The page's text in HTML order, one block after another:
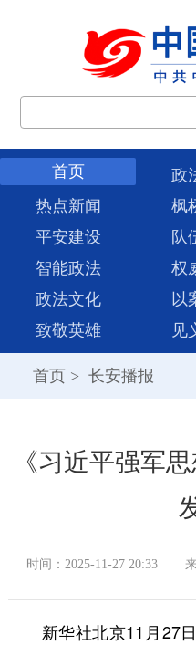
首页 政
热点新闻
枫
平安建设
队
智能政法
权
政法文化
以
致敬英雄
见
首页 > 长安播报
《习近平强军
时间：2025-11-27 20:33
新华社北京11月27